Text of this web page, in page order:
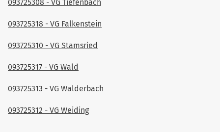
093725308 - VG Tiefenbach
093725318 - VG Falkenstein
093725310 - VG Stamsried
093725317 - VG Wald
093725313 - VG Walderbach
093725312 - VG Weiding